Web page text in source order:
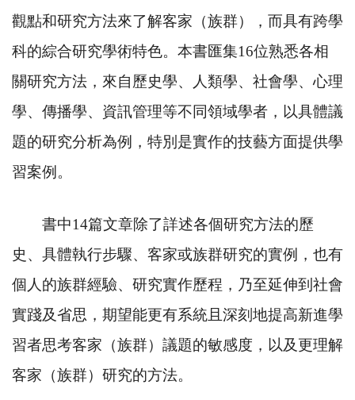
觀點和研究方法來了解客家（族群），而具有跨學
科的綜合研究學術特色。本書匯集16位熟悉各相
關研究方法，來自歷史學、人類學、社會學、心理
學、傳播學、資訊管理等不同領域學者，以具體議
題的研究分析為例，特別是實作的技藝方面提供學
習案例。
書中14篇文章除了詳述各個研究方法的歷
史、具體執行步驟、客家或族群研究的實例，也有
個人的族群經驗、研究實作歷程，乃至延伸到社會
實踐及省思，期望能更有系統且深刻地提高新進學
習者思考客家（族群）議題的敏感度，以及更理解
客家（族群）研究的方法。